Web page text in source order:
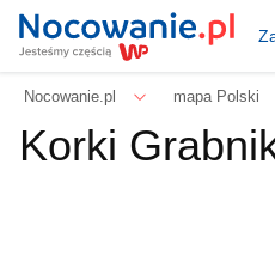
Nocowanie.pl mapa Polski
Korki